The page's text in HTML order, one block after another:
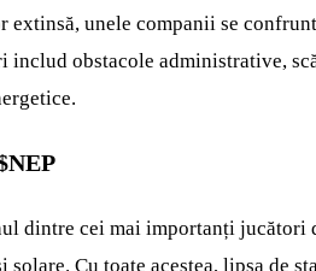
extinsă, unele companii se
includ obstacole administrative,
dintre cei mai importanți jucători
Cu toate acestea, lipsa de